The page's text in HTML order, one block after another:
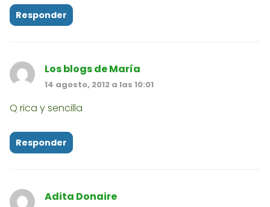
Responder
Los blogs de María
14 agosto, 2012 a las 10:01
Q rica y sencilla
Responder
Adita Donaire